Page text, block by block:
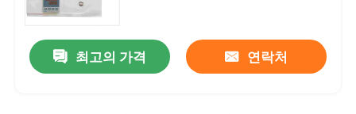
품질 관리
최고의 가격 연락처